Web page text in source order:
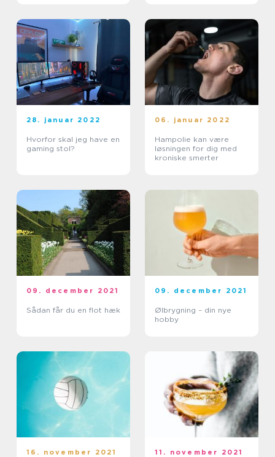
28. januar 2022
Hvorfor skal jeg have en
gaming stol?
06. januar 2022
Hampolie kan være
løsningen for dig med
kroniske smerter
09. december 2021
Sådan får du en flot hæk
09. december 2021
Ølbrygning – din nye
hobby
16. november 2021 11. november 2021